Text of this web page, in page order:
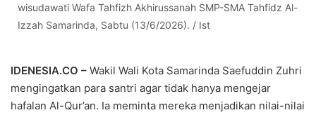
wisudawati Wafa Tahfizh Akhirussanah SMP-SMA Tahfidz Al-
Izzah Samarinda, Sabtu (13/6/2026). / Ist
IDENESIA.CO – Wakil Wali Kota Samarinda Saefuddin Zuhri
mengingatkan para santri agar tidak hanya mengejar
hafalan Al-Qur’an. Ia meminta mereka menjadikan nilai-nilai